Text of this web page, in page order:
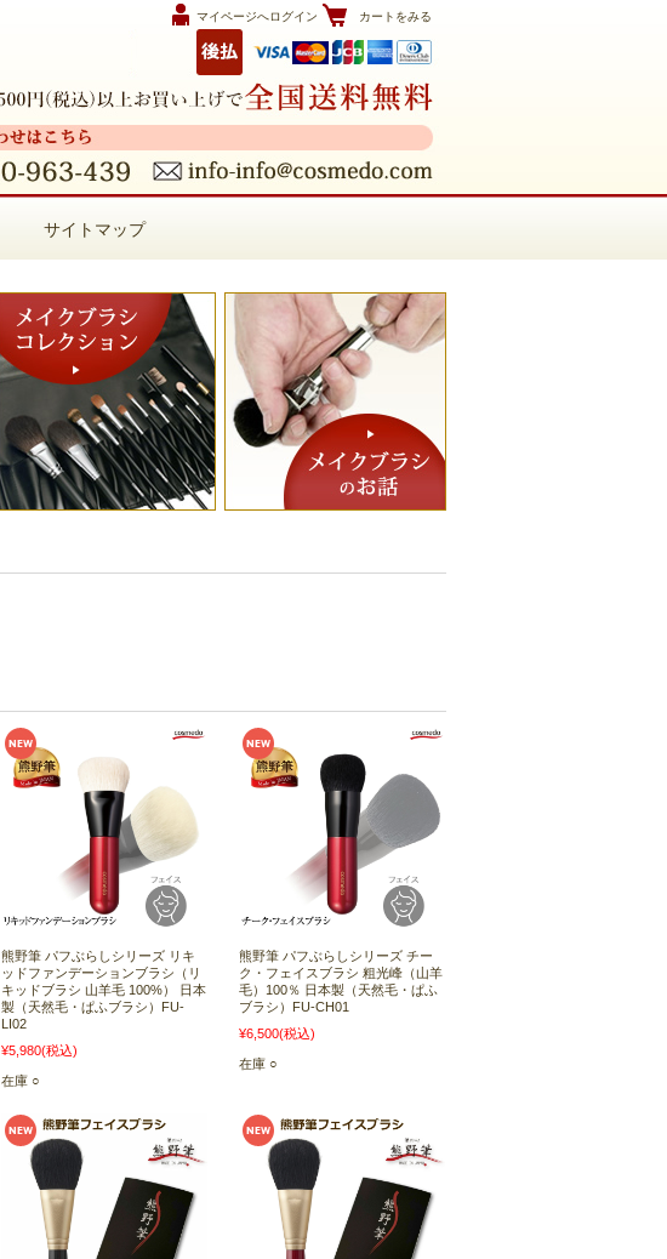
マイページへログイン カートをみる
サイトマップ
熊野筆 パフぶらしシリーズ リキ
ッドファンデーションブラシ（リ
キッドブラシ 山羊毛 100%） 日本
製（天然毛・ぱふブラシ）FU-
LI02
¥5,980(税込)
在庫 ○
熊野筆 パフぶらしシリーズ チー
ク・フェイスブラシ 粗光峰（山羊
毛）100％ 日本製（天然毛・ぱふ
ブラシ）FU-CH01
¥6,500(税込)
在庫 ○